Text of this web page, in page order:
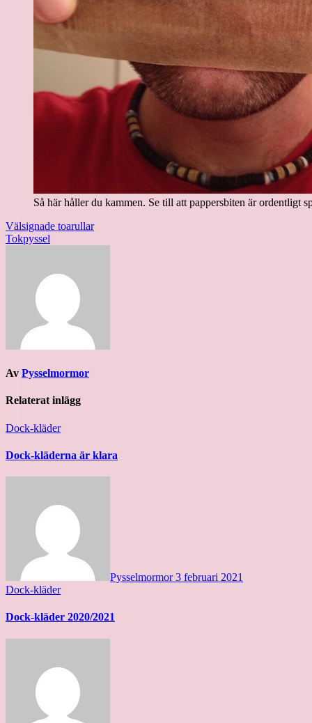
Så här håller du kammen. Se till att pappersbiten är ordentligt
Inläggsnavigering
Välsignade toarullar
Tokpyssel
Av Pysselmormor
Relaterat inlägg
Dock-kläder
Dock-kläderna är klara
Pysselmormor3 februari 2021
Dock-kläder
Dock-kläder 2020/2021